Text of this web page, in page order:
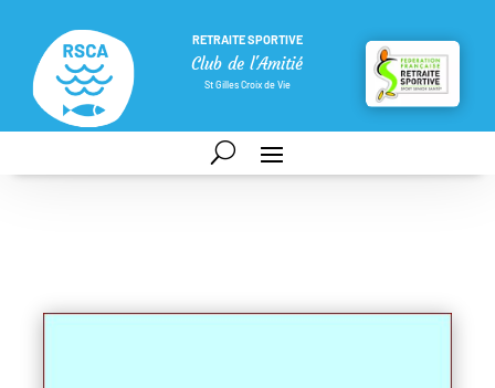
RETRAITE SPORTIVE
Club de l'Amitié
St Gilles Croix de Vie